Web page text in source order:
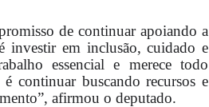
de continuar apoiando a
investir em inclusão, cuidado e
essencial e merece todo
continuar buscando recursos e
afirmou o deputado.